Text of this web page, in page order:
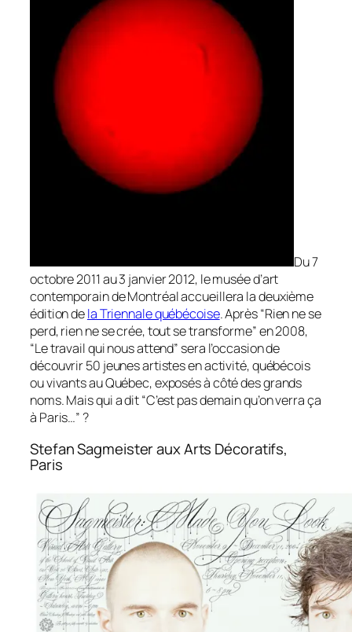
Du 7
octobre 2011 au 3 janvier 2012, le musée d’art
contemporain de Montréal accueillera la deuxième
édition dela Triennale québécoise. Après “Rien ne se
perd, rien ne se crée, tout se transforme” en 2008,
“Le travail qui nous attend” sera l’occasion de
découvrir 50 jeunes artistes en activité, québécois
ou vivants au Québec, exposés à côté des grands
noms. Mais qui a dit “C’est pas demain qu’on verra ça
à Paris…” ?
Stefan Sagmeister aux Arts Décoratifs,
Paris